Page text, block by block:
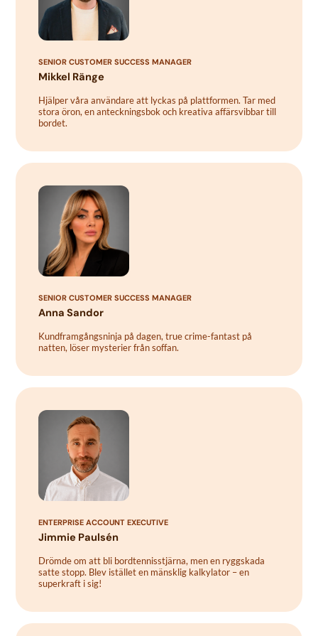
SENIOR CUSTOMER SUCCESS MANAGER
Mikkel Ränge
Hjälper våra användare att lyckas på plattformen. Tar med
stora öron, en anteckningsbok och kreativa affärsvibbar till
bordet.
SENIOR CUSTOMER SUCCESS MANAGER
Anna Sandor
Kundframgångsninja på dagen, true crime-fantast på
natten, löser mysterier från soffan.
ENTERPRISE ACCOUNT EXECUTIVE
Jimmie Paulsén
Drömde om att bli bordtennisstjärna, men en ryggskada
satte stopp. Blev istället en mänsklig kalkylator – en
superkraft i sig!